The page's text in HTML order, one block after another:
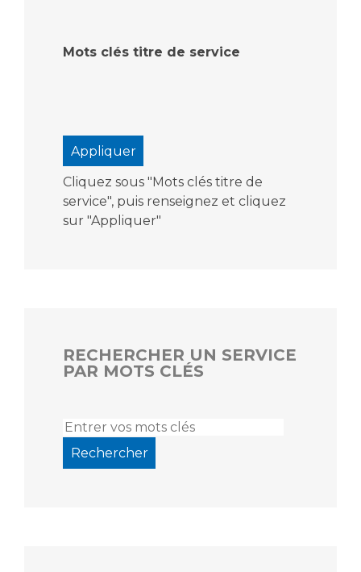
Mots clés titre de service
Cliquez sous "Mots clés titre de
service", puis renseignez et cliquez
sur "Appliquer"
RECHERCHER UN SERVICE
PAR MOTS CLÉS